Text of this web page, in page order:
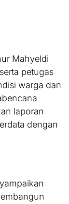
Mahyeldi
petugas
warga dan
laporan
dengan